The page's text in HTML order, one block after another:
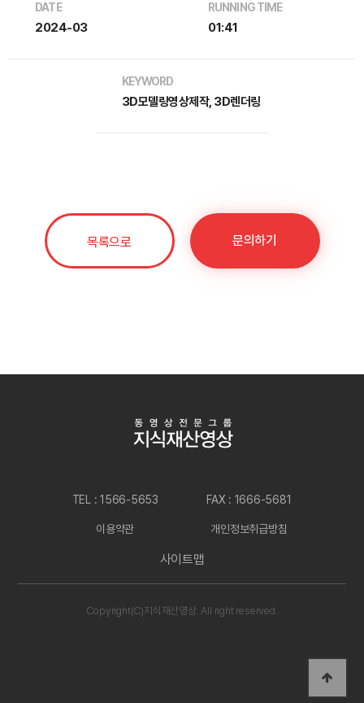
DATE
2024-03
RUNNING TIME
01:41
KEYWORD
3D모델링영상제작, 3D렌더링
목록으로 문의하기
TEL : 1566-5653 FAX : 1666-5681
이용약관 개인정보취급방침
사이트맵
Copyright(C)지식재산영상. All right reserved.